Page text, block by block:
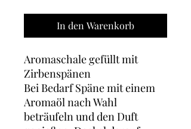
In den Warenkorb
Aromaschale gefüllt mit
Zirbenspänen
Bei Bedarf Späne mit einem
Aromaöl nach Wahl
beträufeln und den Duft